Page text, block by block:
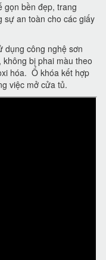
gọn bền đẹp, trang
sự an toàn cho các giấy
dụng công nghệ sơn
bị phai màu theo
hóa. Ổ khóa kết hợp
việc mở cửa tủ.